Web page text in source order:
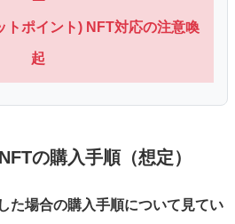
トポイント) NFT対応の注意喚
起
の購入手順（想定）
た場合の購入手順について見てい